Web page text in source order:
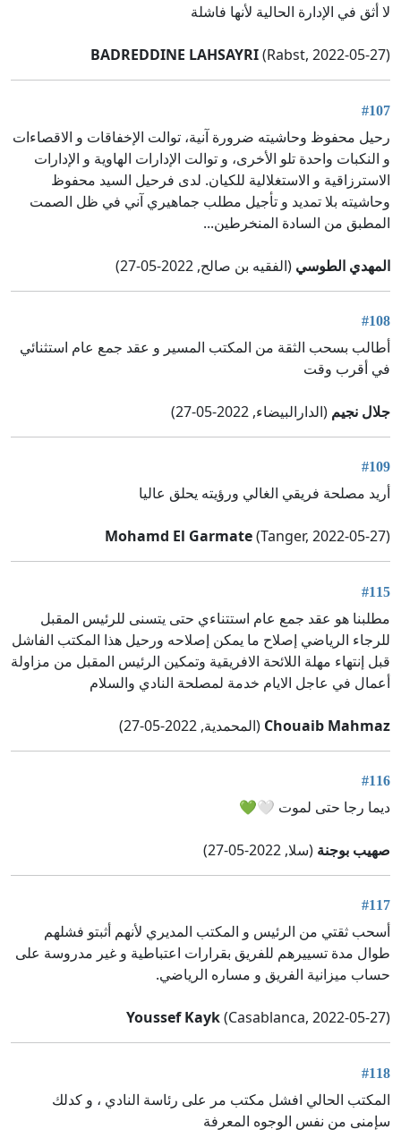
لا أثق في الإدارة الحالية لأنها فاشلة
BADREDDINE LAHSAYRI(Rabst, 2022-05-27)
#107
رحيل محفوظ وحاشيته ضرورة آنية، توالت الإخفاقات و الاقصاءات
و النكبات واحدة تلو الأخرى، و توالت الإدارات الهاوية و الإدارات
الاسترزاقية و الاستغلالية للكيان. لدى فرحيل السيد محفوظ
وحاشيته بلا تمديد و تأجيل مطلب جماهيري آني في ظل الصمت
المطبق من السادة المنخرطين...
المهدي الطوسي (الفقيه بن صالح, 2022-05-27)
#108
أطالب بسحب الثقة من المكتب المسير و عقد جمع عام استثنائي
في أقرب وقت
جلال نجيم (الدارالبيضاء, 2022-05-27)
#109
أريد مصلحة فريقي الغالي ورؤيته يحلق عاليا
Mohamd El Garmate(Tanger, 2022-05-27)
#115
مطلبنا هو عقد جمع عام استتناءي حتى يتسنى للرئيس المقبل
للرجاء الرياضي إصلاح ما يمكن إصلاحه ورحيل هذا المكتب الفاشل
قبل إنتهاء مهلة اللائحة الافريقية وتمكين الرئيس المقبل من مزاولة
أعمال في عاجل الايام خدمة لمصلحة النادي والسلام
Chouaib Mahmaz (المحمدية, 2022-05-27)
#116
ديما رجا حتى لموت 🤍💚
صهيب بوجنة (سلا, 2022-05-27)
#117
أسحب ثقتي من الرئيس و المكتب المديري لأنهم أثبتو فشلهم
طوال مدة تسييرهم للفريق بقرارات اعتباطية و غير مدروسة على
حساب ميزانية الفريق و مساره الرياضي.
Youssef Kayk(Casablanca, 2022-05-27)
#118
المكتب الحالي افشل مكتب مر على رئاسة النادي ، و كدلك
سإمنى من نفس الوجوه المعرفة